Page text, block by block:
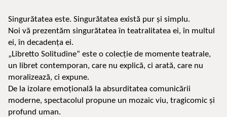
Singurătatea este. Singurătatea există pur și simplu.
Noi vă prezentăm singurătatea în teatralitatea ei, în multul
ei, în decadența ei.
„Libretto Solitudine” este o colecție de momente teatrale,
un libret contemporan, care nu explică, ci arată, care nu
moralizează, ci expune.
De la izolare emoțională la absurditatea comunicării
moderne, spectacolul propune un mozaic viu, tragicomic și
profund uman.